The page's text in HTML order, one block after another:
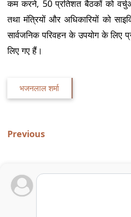
कम करने, 50 प्रतिशत बैठकों को
तथा मंत्रियों और अधिकारियों को
सार्वजनिक परिवहन के उपयोग के लिए
लिए गए हैं।
भजनलाल शर्मा
Previous